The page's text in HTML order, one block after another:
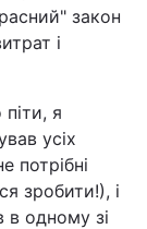
закон
і
я
усіх
потрібні
зробити!), і
в одному зі